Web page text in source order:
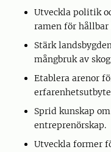
Utveckla politik
ramen för hållbar
Stärk
mångbruk av
Etablera arenor
Sprid kunskap
entreprenörskap.
Utveckla former